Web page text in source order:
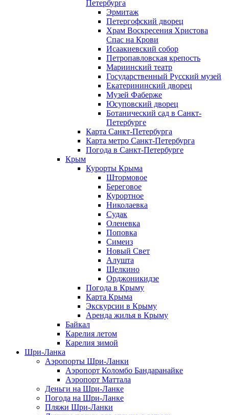
Петербурга
Эрмитаж
Петергофский дворец
Храм Воскресения Христова
Спас на Крови
Исаакиевский собор
Петропавловская крепость
Мариинский театр
Государственный Русский музей
Екатерининский дворец
Музей Фаберже
Юсуповский дворец
Ботанический сад в Санкт-
Петербурге
Карта Санкт-Петербурга
Карта метро Санкт-Петербурга
Погода в Санкт-Петербурге
Крым
Курорты Крыма
Штормовое
Береговое
Курортное
Николаевка
Судак
Оленевка
Поповка
Симеиз
Новый Свет
Алушта
Щелкино
Орджоникидзе
Погода в Крыму
Карта Крыма
Экскурсии в Крыму
Аренда жилья в Крыму
Байкал
Карелия летом
Карелия зимой
Шри-Ланка
Аэропорты Шри-Ланки
Аэропорт Коломбо Бандаранайке
Аэропорт Маттала
Деньги на Шри-Ланке
Погода на Шри-Ланке
Пляжи Шри-Ланки